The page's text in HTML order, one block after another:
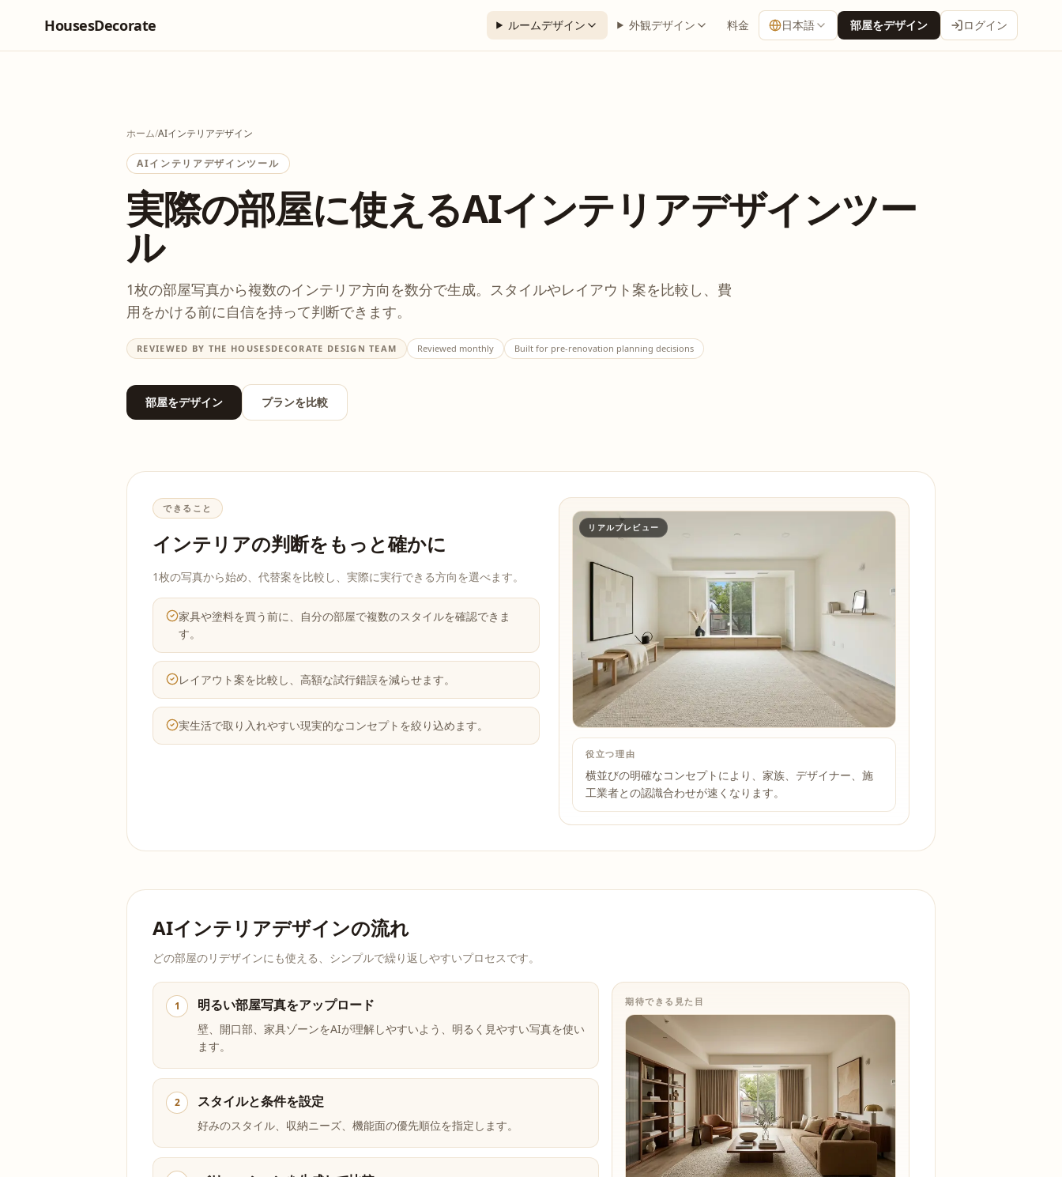
HousesDecorate ルームデザイン 外観デザイン 料金 日本語 部屋をデザイン ログイン
ホーム/AIインテリアデザイン
AIインテリアデザインツール
実際の部屋に使えるAIインテリアデザインツー
ル
1枚の部屋写真から複数のインテリア方向を数分で生成。スタイルやレイアウト案を比較し、費
用をかける前に自信を持って判断できます。
REVIEWED BY THE HOUSESDECORATE DESIGN TEAM Reviewed monthly Built for pre-renovation planning decisions
部屋をデザイン プランを比較
できること
インテリアの判断をもっと確かに
1枚の写真から始め、代替案を比較し、実際に実行できる方向を選べます。
家具や塗料を買う前に、自分の部屋で複数のスタイルを確認できま
す。
レイアウト案を比較し、高額な試行錯誤を減らせます。
実生活で取り入れやすい現実的なコンセプトを絞り込めます。
リアルプレビュー
役立つ理由
横並びの明確なコンセプトにより、家族、デザイナー、施
工業者との認識合わせが速くなります。
AIインテリアデザインの流れ
どの部屋のリデザインにも使える、シンプルで繰り返しやすいプロセスです。
1 明るい部屋写真をアップロード
壁、開口部、家具ゾーンをAIが理解しやすいよう、明るく見やすい写真を使い
ます。
2 スタイルと条件を設定
好みのスタイル、収納ニーズ、機能面の優先順位を指定します。
期待できる見た目